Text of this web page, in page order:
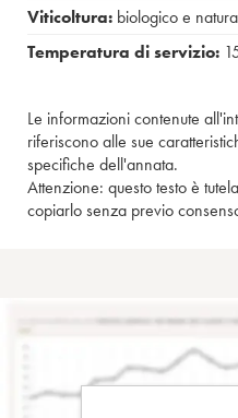
Viticoltura: biologico e
Temperatura di servizio:
Le informazioni contenute
riferiscono alle sue
specifiche dell'annata.
Attenzione: questo testo è
copiarlo senza previo